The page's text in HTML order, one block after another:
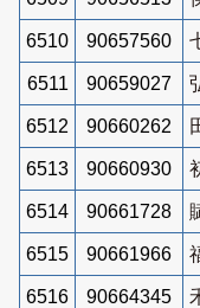
6510 90657560
6511 90659027
6512 90660262
6513 90660930
6514 90661728
6515 90661966
6516 90664345